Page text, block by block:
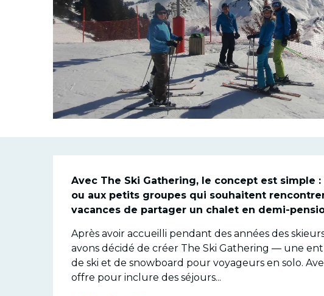
Description
Avec The Ski Gathering, le concept est simple
ou aux petits groupes qui souhaitent
vacances de partager un chalet en demi-
Après avoir accueilli pendant des années des
avons décidé de créer The Ski Gathering — une
de ski et de snowboard pour voyageurs en solo.
offre pour inclure des séjours...